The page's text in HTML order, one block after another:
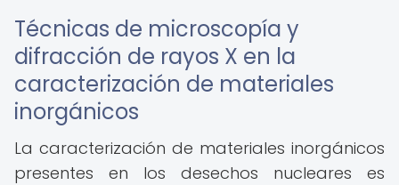
Técnicas de microscopía y
difracción de rayos X en la
caracterización de materiales
inorgánicos
La caracterización de materiales inorgánicos
presentes en los desechos nucleares es